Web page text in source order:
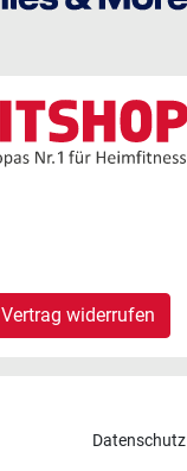
Vertrag widerrufen
Datenschutz